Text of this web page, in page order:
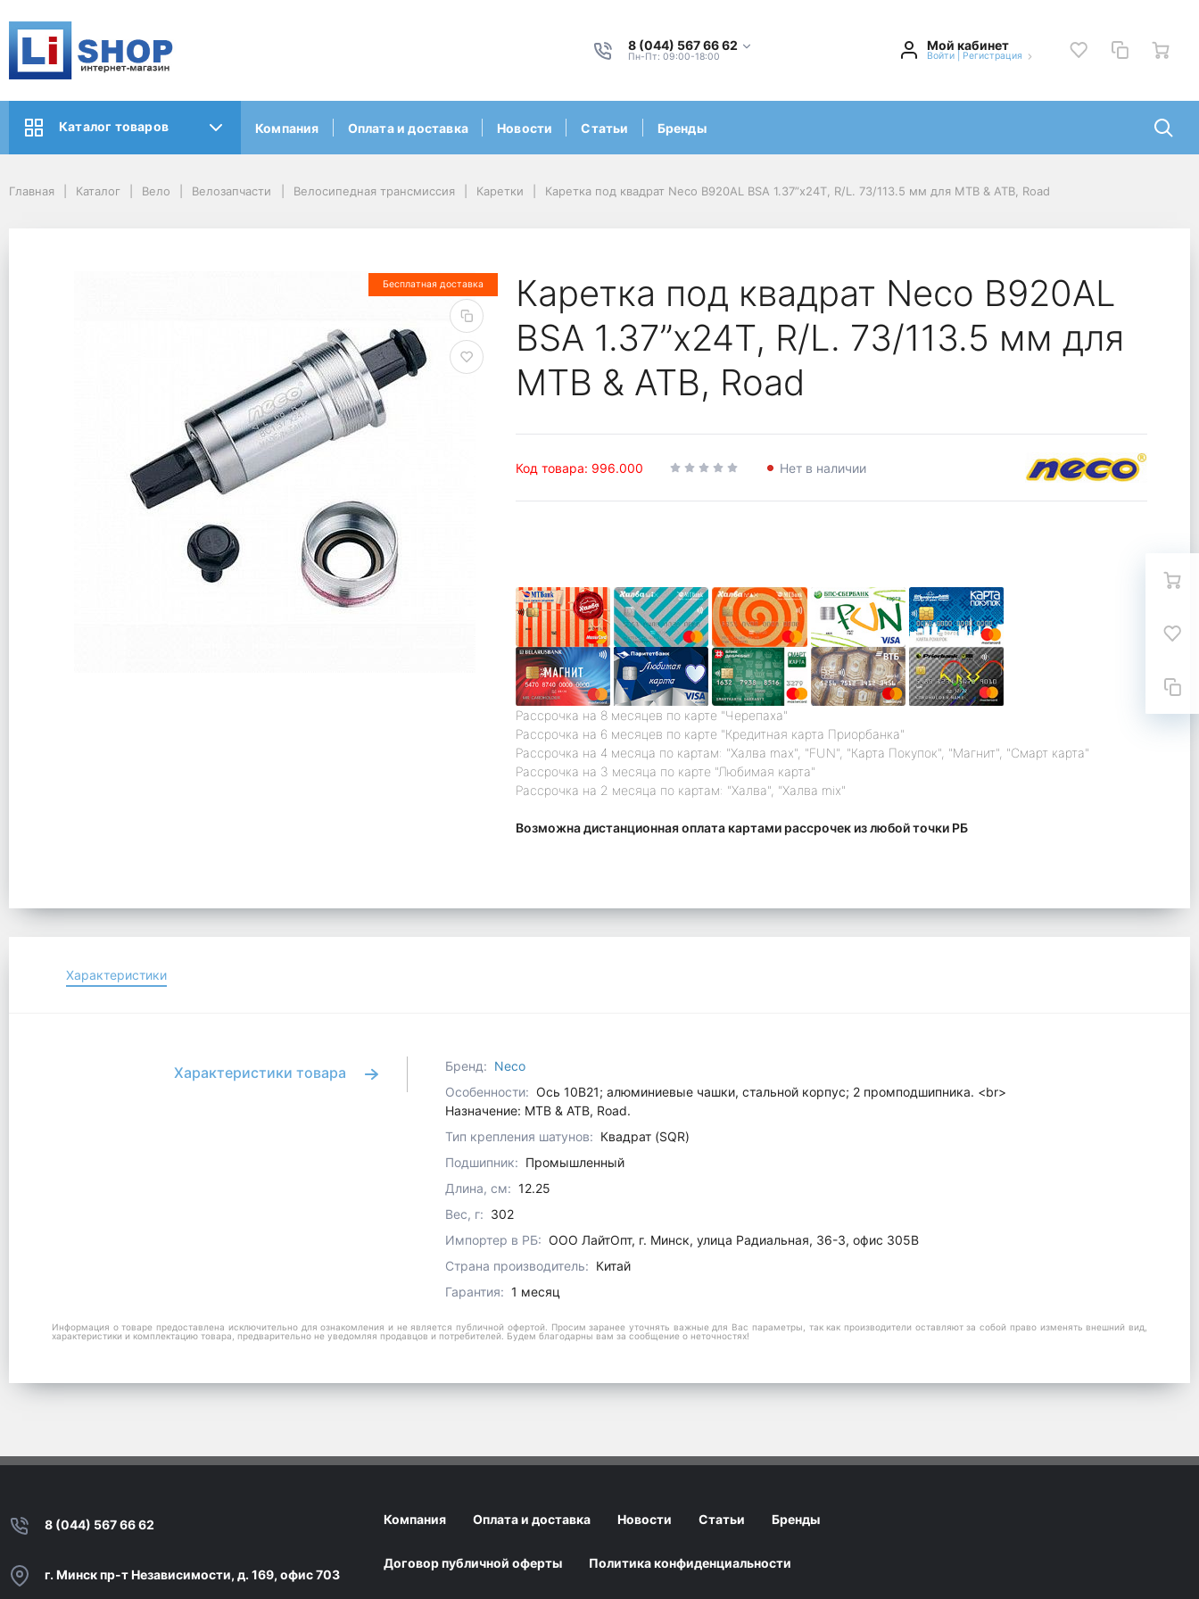
8 (044) 567 66 62
Пн-Пт: 09:00-18:00
Мой кабинет
Войти Регистрация
Каталог товаров Компания Оплата и доставка Новости Статьи Бренды
Главная Каталог Вело Велозапчасти Велосипедная трансмиссия Каретки Каретка под квадрат Neco B920AL BSA 1.37”x24T, R/L. 73/113.5 мм для MTB & ATB, Road
Бесплатная доставка
Каретка под квадрат Neco B920AL
BSA 1.37”x24T, R/L. 73/113.5 мм для
MTB & ATB, Road
Код товара: 996.000 Нет в наличии
Рассрочка на 8 месяцев по карте "Черепаха"
Рассрочка на 6 месяцев по карте "Кредитная карта Приорбанка"
Рассрочка на 4 месяца по картам: "Халва max", "FUN", "Карта Покупок", "Магнит", "Смарт карта"
Рассрочка на 3 месяца по карте "Любимая карта"
Рассрочка на 2 месяца по картам: "Халва", "Халва mix"
Возможна дистанционная оплата картами рассрочек из любой точки РБ
Характеристики
Характеристики товара Бренд: Neco
Особенности: Ось 10В21; алюминиевые чашки, стальной корпус; 2 промподшипника. <br>
Назначение: MTB & ATB, Road.
Тип крепления шатунов: Квадрат (SQR)
Подшипник: Промышленный
Длина, см: 12.25
Вес, г: 302
Импортер в РБ: ООО ЛайтОпт, г. Минск, улица Радиальная, 36-3, офис 305В
Страна производитель: Китай
Гарантия: 1 месяц
Информация о товаре предоставлена исключительно для ознакомления и не является публичной офертой. Просим заранее уточнять важные для Вас параметры, так как производители оставляют за собой право изменять внешний вид,
характеристики и комплектацию товара, предварительно не уведомляя продавцов и потребителей. Будем благодарны вам за сообщение о неточностях!
8 (044) 567 66 62
г. Минск пр-т Независимости, д. 169, офис 703
Компания Оплата и доставка Новости Статьи Бренды
Договор публичной оферты Политика конфиденциальности